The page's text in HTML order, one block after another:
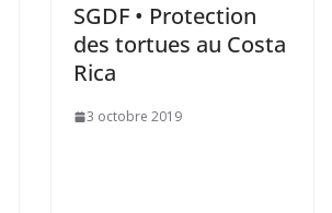
SGDF • Protection
des tortues au Costa
Rica
3 octobre 2019